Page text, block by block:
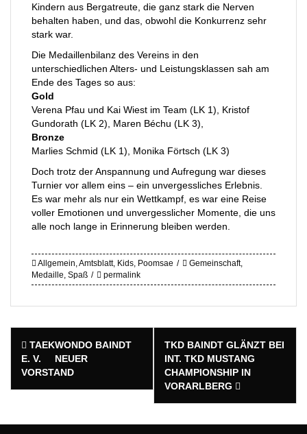
Kindern aus Bergatreute, die ganz stark die Nerven
behalten haben, und das, obwohl die Konkurrenz sehr
stark war.
Die Medaillenbilanz des Vereins in den
unterschiedlichen Alters- und Leistungsklassen sah am
Ende des Tages so aus:
Gold
Verena Pfau und Kai Wiest im Team (LK 1), Kristof
Gundorath (LK 2), Maren Béchu (LK 3),
Bronze
Marlies Schmid (LK 1), Monika Förtsch (LK 3)
Doch trotz der Anspannung und Aufregung war dieses
Turnier vor allem eins – ein unvergessliches Erlebnis.
Es war mehr als nur ein Wettkampf, es war eine Reise
voller Emotionen und unvergesslicher Momente, die uns
alle noch lange in Erinnerung bleiben werden.
Allgemein,Amtsblatt, Kids, Poomsae Gemeinschaft,
Medaille, Spaß permalink
Post
navigation
TAEKWONDO BAINDT
E. V. NEUER
VORSTAND
TKD BAINDT GLÄNZT BEI
INT. TKD MUSTANG
CHAMPIONSHIP IN
VORARLBERG